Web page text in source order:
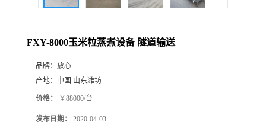
FXY-8000玉米粒蒸煮设备 隧道输送
品牌： 放心
产地： 中国 山东潍坊
价格： ￥88000/台
发布日期： 2020-04-03